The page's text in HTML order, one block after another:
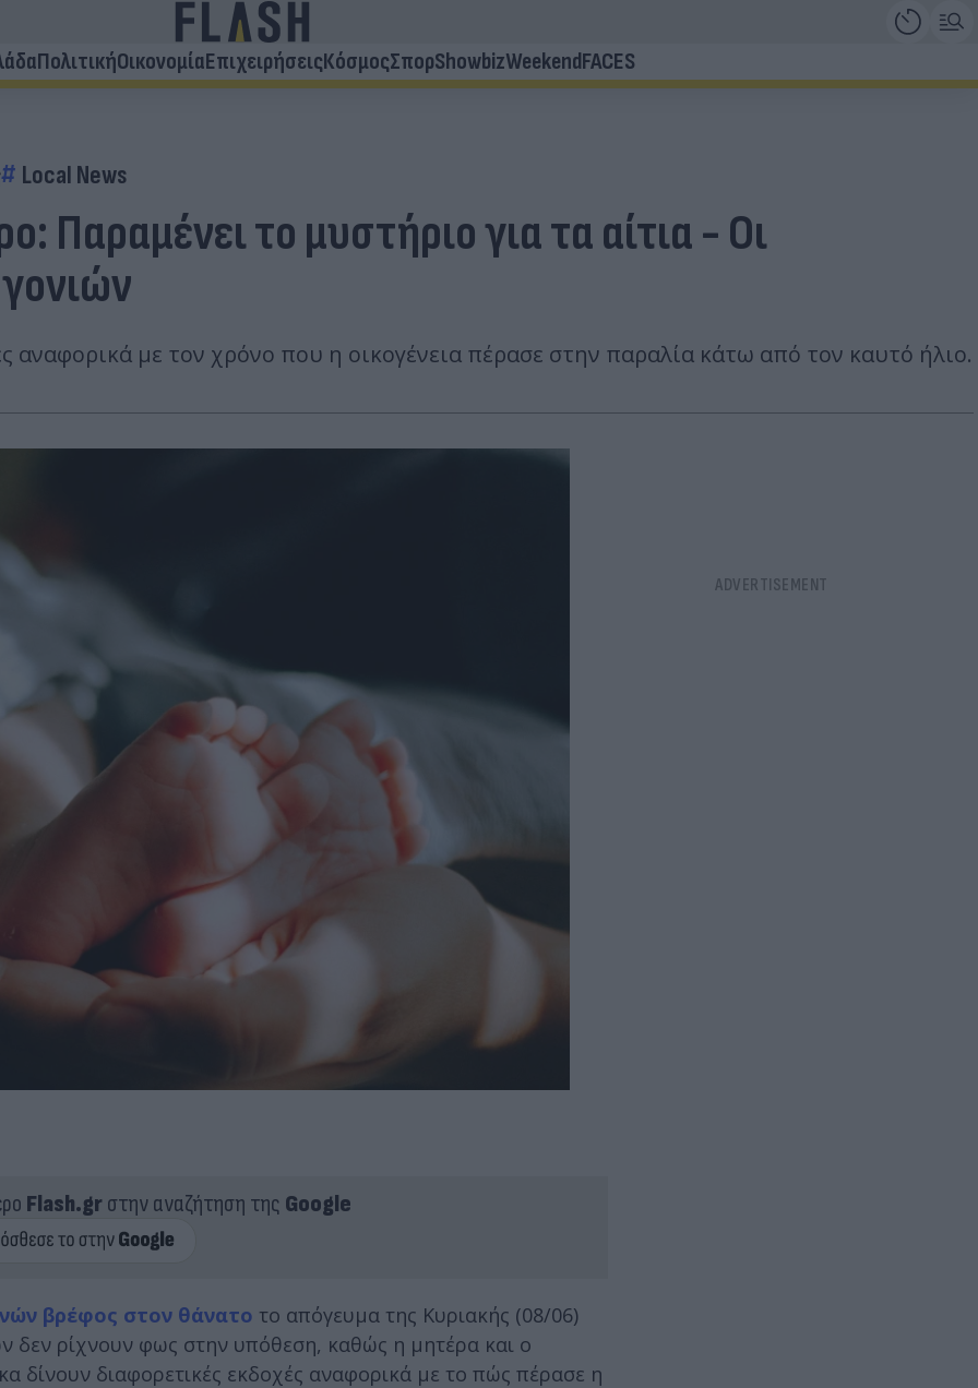
ΠολιτικήΟικονομίαΕπιχειρήσειςΚόσμοςΣπορShowbizWeekendFACES
Local News
Παραμένει το μυστήριο για τα αίτια - Οι
αναφορικά με τον χρόνο που η οικογένεια πέρασε στην παραλία κάτω από τον καυτό ήλιο.
Flash.grστην αναζήτηση της Google
βρέφος στον θάνατο το απόγευμα της Κυριακής (08/06)
δεν ρίχνουν φως στην υπόθεση, καθώς η μητέρα και ο
δίνουν διαφορετικές εκδοχές αναφορικά με το πώς πέρασε η